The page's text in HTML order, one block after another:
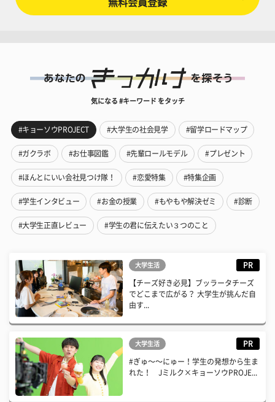
無料会員登録
気になる #キーワード をタッチ
#キョーソウPROJECT #大学生の社会見学 #留学ロードマップ
#ガクラボ #お仕事図鑑 #先輩ロールモデル #プレゼント
#ほんとにいい会社見つけ隊！ #恋愛特集 #特集企画
#学生インタビュー #お金の授業 #もやもや解決ゼミ #診断
#大学生正直レビュー #学生の君に伝えたい３つのこと
大学生活 PR
【チーズ好き必見】ブッラータチーズ
でどこまで広がる？ 大学生が挑んだ自
由す...
大学生活 PR
#ぎゅ〜〜にゅー！学生の発想から生ま
れた！ Jミルク×キョーソウPROJE...